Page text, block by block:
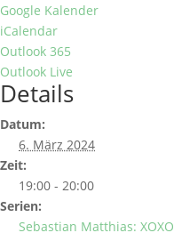
Google Kalender
iCalendar
Outlook 365
Outlook Live
Details
Datum:
6. März 2024
Zeit:
19:00 - 20:00
Serien:
Sebastian Matthias: XOXO